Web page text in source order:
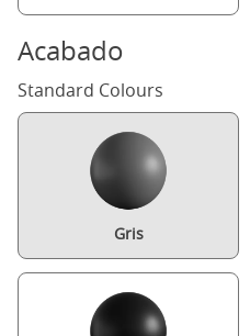
Acabado
Standard Colours
Gris